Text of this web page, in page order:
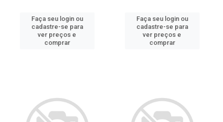
Faça seu login ou
cadastre-se para
ver preços e
comprar
Faça seu login ou
cadastre-se para
ver preços e
comprar